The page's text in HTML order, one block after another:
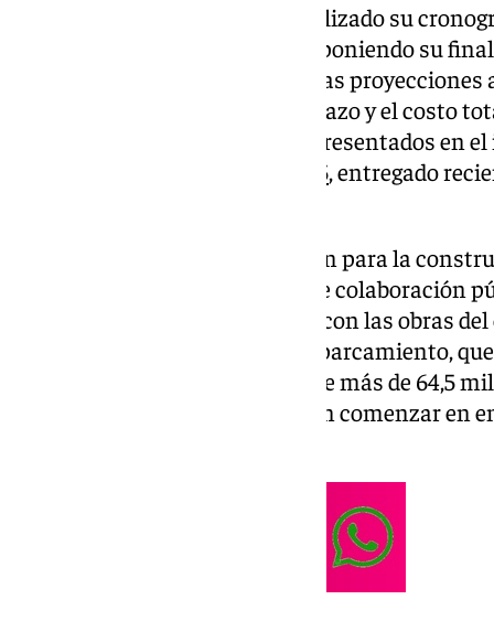
La Junta de Andalucía ha actualizado su
Nuevo Hospital de Málaga, posponiendo su
un cambio drástico respecto a las
apertura en 2027. Este nuevo plazo y el costo
690 millones de euros, fueron presentados en
Generales de la Junta para 2025, entregado
Según el nuevo plan, la licitación para la
cabo en 2025, bajo un modelo de
contrato principal relacionado con las obras
contrato subordinado para el aparcamiento,
y tiene un presupuesto inicial de más de 64,5
para esta primera fase se prevén comenzar en